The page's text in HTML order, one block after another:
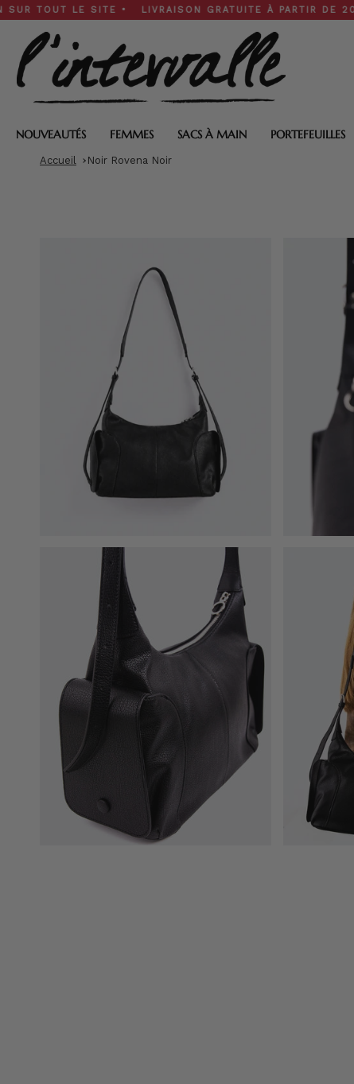
Skip
to
content
SITE • LIVRAISON GRATUITE À PARTIR DE 200 $ •
NOUVEAUTÉS FEMMES SACS À MAIN PORTEFEUILLES
Accueil Noir Rovena Noir